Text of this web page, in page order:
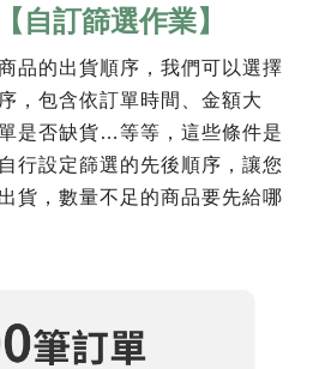
自訂篩選作業】
品的出貨順序，我們可以選擇
，包含依訂單時間、金額大
是否缺貨…等等，這些條件是
行設定篩選的先後順序，讓您
貨，數量不足的商品要先給哪